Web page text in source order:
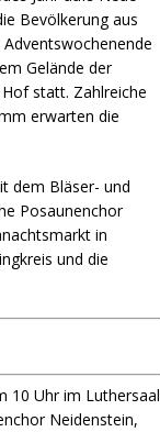
Bevölkerung aus
Gelände der
statt. Zahlreiche
erwarten die
dem Bläser- und
Posaunenchor
in
und die
10 Uhr im Luthersaal
Neidenstein,